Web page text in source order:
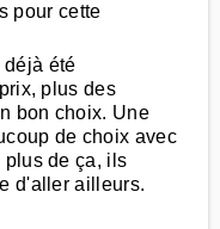
pour cette
déjà été
plus des
bon choix. Une
de choix avec
plus de ça, ils
d'aller ailleurs.